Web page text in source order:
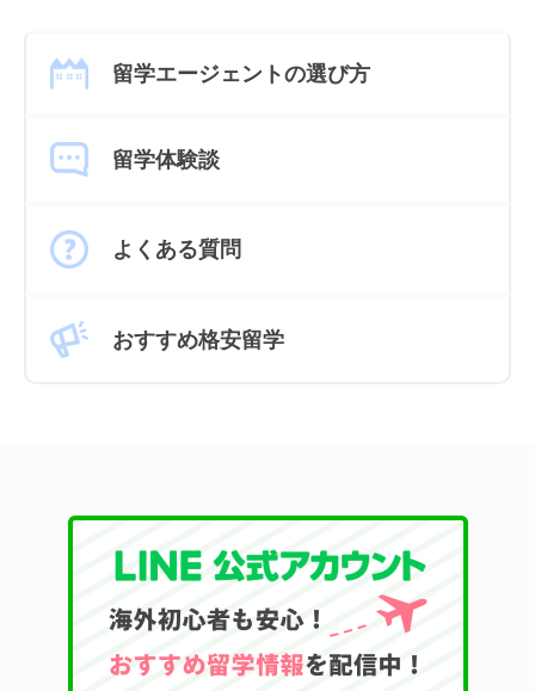
留学エージェントの選び方
留学体験談
よくある質問
おすすめ格安留学